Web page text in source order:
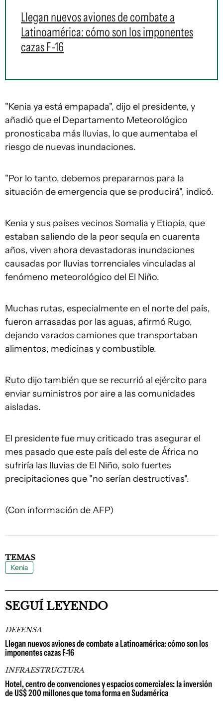
Llegan nuevos aviones de combate a
Latinoamérica: cómo son los imponentes
cazas F-16
"Kenia ya está empapada", dijo el presidente, y
añadió que el Departamento Meteorológico
pronosticaba más lluvias, lo que aumentaba el
riesgo de nuevas inundaciones.
"Por lo tanto, debemos prepararnos para la
situación de emergencia que se producirá", indicó.
Kenia y sus países vecinos Somalia y Etiopía, que
estaban saliendo de la peor sequía en cuarenta
años, viven ahora devastadoras inundaciones
causadas por lluvias torrenciales vinculadas al
fenómeno meteorológico del El Niño.
Muchas rutas, especialmente en el norte del país,
fueron arrasadas por las aguas, afirmó Rugo,
dejando varados camiones que transportaban
alimentos, medicinas y combustible.
Ruto dijo también que se recurrió al ejército para
enviar suministros por aire a las comunidades
aisladas.
El presidente fue muy criticado tras asegurar el
mes pasado que este país del este de África no
sufriría las lluvias de El Niño, solo fuertes
precipitaciones que "no serían destructivas".
(Con información de AFP)
TEMAS
Kenia
SEGUÍ LEYENDO
DEFENSA
Llegan nuevos aviones de combate a Latinoamérica: cómo son los
imponentes cazas F-16
INFRAESTRUCTURA
Hotel, centro de convenciones y espacios comerciales: la inversión
de US$ 200 millones que toma forma en Sudamérica